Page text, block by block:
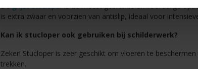
Degrijze stucloperis de meest gebruikte en voordelige
is extra zwaar en voorzien van antislip, ideaal voor
Kan ik stucloper ook gebruiken bij schilderwerk?
Zeker! Stucloper is zeer geschikt om vloeren te
trekken.